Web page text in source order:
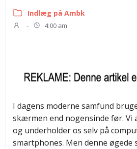
Indlæg på Ambk
- 4:00 am
I dagens moderne samfund
skærmen end nogensinde før. Vi
og underholder os selv på
smartphones. Men denne